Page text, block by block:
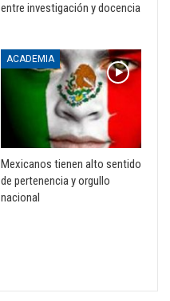
entre investigación y docencia
ACADEMIA
Mexicanos tienen alto sentido
de pertenencia y orgullo
nacional